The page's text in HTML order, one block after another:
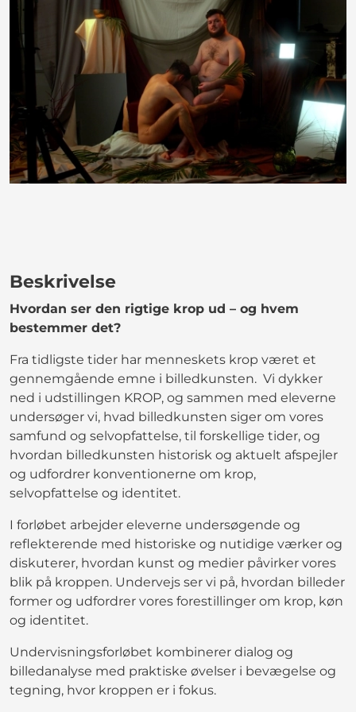
Beskrivelse
Hvordan ser den rigtige krop ud – og hvem
bestemmer det?
Fra tidligste tider har menneskets krop været et
gennemgående emne i billedkunsten. Vi dykker
ned i udstillingen KROP, og sammen med eleverne
undersøger vi, hvad billedkunsten siger om vores
samfund og selvopfattelse, til forskellige tider, og
hvordan billedkunsten historisk og aktuelt afspejler
og udfordrer konventionerne om krop,
selvopfattelse og identitet.
I forløbet arbejder eleverne undersøgende og
reflekterende med historiske og nutidige værker og
diskuterer, hvordan kunst og medier påvirker vores
blik på kroppen. Undervejs ser vi på, hvordan billeder
former og udfordrer vores forestillinger om krop, køn
og identitet.
Undervisningsforløbet kombinerer dialog og
billedanalyse med praktiske øvelser i bevægelse og
tegning, hvor kroppen er i fokus.